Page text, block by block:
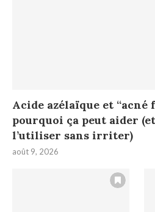
Acide azélaïque et “acné
pourquoi ça peut aider
l’utiliser sans irriter)
août 9, 2026